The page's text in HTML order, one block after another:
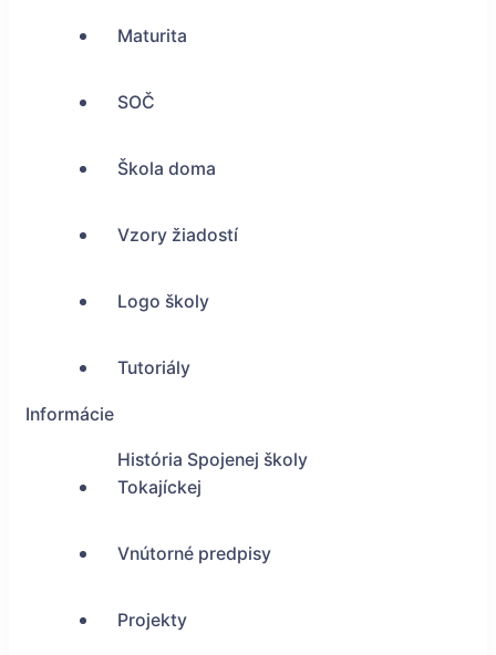
Maturita
SOČ
Škola doma
Vzory žiadostí
Logo školy
Tutoriály
Informácie
História Spojenej školy
Tokajíckej
Vnútorné predpisy
Projekty